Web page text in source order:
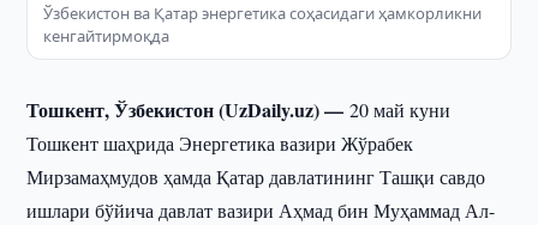
Ўзбекистон ва Қатар энергетика соҳасидаги ҳамкорликни
кенгайтирмоқда
Тошкент, Ўзбекистон (UzDaily.uz) —20 май куни
Тошкент шаҳрида Энергетика вазири Жўрабек
Мирзамаҳмудов ҳамда Қатар давлатининг Ташқи савдо
ишлари бўйича давлат вазири Аҳмад бин Муҳаммад Ал-